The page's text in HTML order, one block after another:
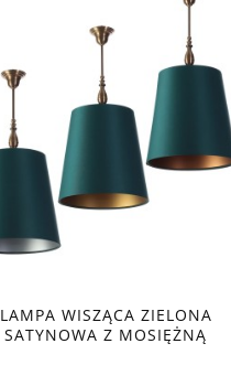
LAMPA WISZĄCA ZIELONA
SATYNOWA Z MOSIĘŻNĄ